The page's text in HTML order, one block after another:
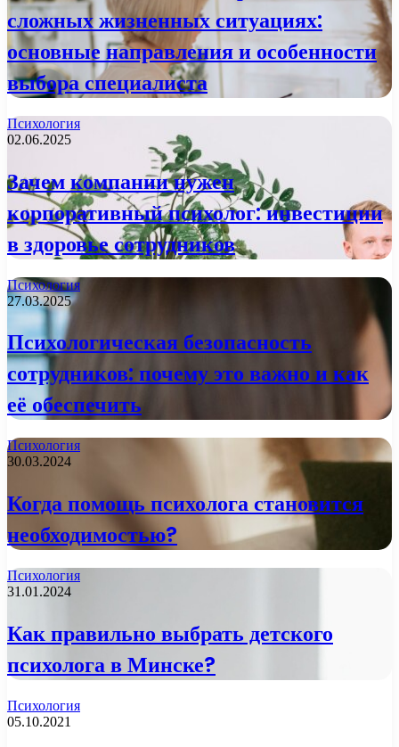
сложных жизненных ситуациях:
основные направления и особенности
выбора специалиста
Психология
02.06.2025
Зачем компании нужен
корпоративный психолог: инвестиции
в здоровье сотрудников
Психология
27.03.2025
Психологическая безопасность
сотрудников: почему это важно и как
её обеспечить
Психология
30.03.2024
Когда помощь психолога становится
необходимостью?
Психология
31.01.2024
Как правильно выбрать детского
психолога в Минске?
Психология
05.10.2021